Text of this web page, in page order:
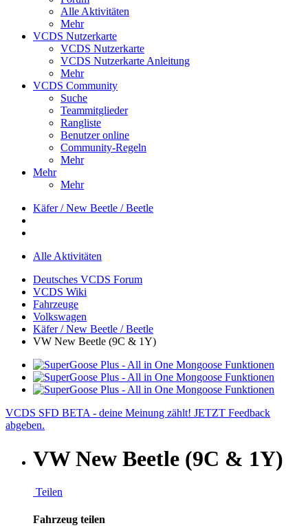
Alle Aktivitäten
Mehr
VCDS Nutzerkarte
VCDS Nutzerkarte
VCDS Nutzerkarte Anleitung
Mehr
VCDS Community
Suche
Teammitglieder
Rangliste
Benutzer online
Community-Regeln
Mehr
Mehr
Mehr
Käfer / New Beetle / Beetle
Alle Aktivitäten
Deutsches VCDS Forum
VCDS Wiki
Fahrzeuge
Volkswagen
Käfer / New Beetle / Beetle
VW New Beetle (9C & 1Y)
VCDS SFD BETA - deine Meinung zählt! JETZT Feedback
abgeben.
VW New Beetle (9C & 1Y)
Teilen
Fahrzeug teilen